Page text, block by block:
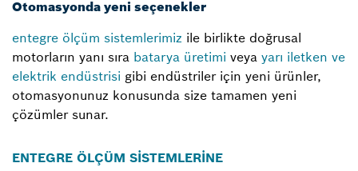
Otomasyonda yeni seçenekler
entegre ölçüm sistemlerimiz ile birlikte doğrusal
motorların yanı sıra batarya üretimi veya yarı iletken ve
elektrik endüstrisi gibi endüstriler için yeni ürünler,
otomasyonunuz konusunda size tamamen yeni
çözümler sunar.
ENTEGRE ÖLÇÜM SİSTEMLERİNE